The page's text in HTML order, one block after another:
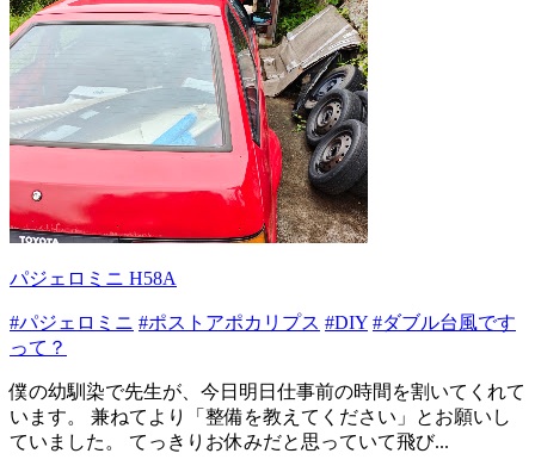
パジェロミニ H58A
#パジェロミニ #ポストアポカリプス #DIY #ダブル台風です
って？
僕の幼馴染で先生が、今日明日仕事前の時間を割いてくれて
います。 兼ねてより「整備を教えてください」とお願いし
ていました。 てっきりお休みだと思っていて飛び...